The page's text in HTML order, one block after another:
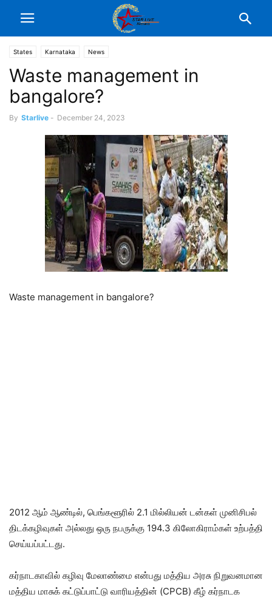
States Karnataka News
Waste management in
bangalore?
By Starlive - December 24, 2023
Waste management in bangalore?
2012 ஆம் ஆண்டில், பெங்களூரில் 2.1 மில்லியன் டன்கள் முனிசிபல்
திடக்கழிவுகள் அல்லது ஒரு நபருக்கு 194.3 கிலோகிராம்கள் உற்பத்தி
செய்யப்பட்டது.
கர்நாடகாவில் கழிவு மேலாண்மை என்பது மத்திய அரசு நிறுவனமான
மத்திய மாசுக் கட்டுப்பாட்டு வாரியத்தின் (CPCB) கீழ் கர்நாடக